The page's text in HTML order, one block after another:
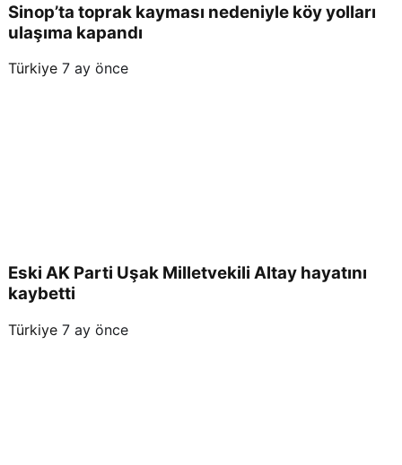
Sinop’ta toprak kayması nedeniyle köy yolları
ulaşıma kapandı
Türkiye 7 ay önce
Eski AK Parti Uşak Milletvekili Altay hayatını
kaybetti
Türkiye 7 ay önce